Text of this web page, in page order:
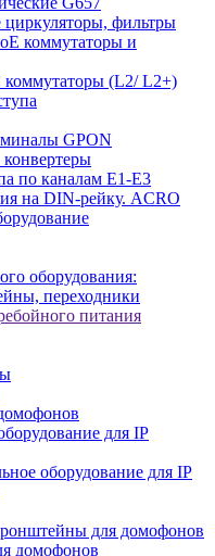
циркуляторы, фильтры
коммутаторы и
коммутаторы (L2/ L2+)
GPON
по каналам E1-E3
на DIN-рейку. ACRO
оборудования:
переходники
питания
для IP
оборудование для IP
для домофонов
домофонов